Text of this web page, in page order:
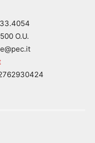
O.U.